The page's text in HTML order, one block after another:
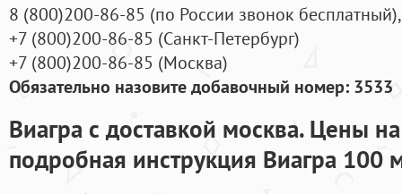
8 (800)200-86-85 (по России звонок бесплатный),
+7 (800)200-86-85 (Санкт-Петербург)
+7 (800)200-86-85 (Москва)
Обязательно назовите добавочный номер: 3533
Виагра с доставкой москва. Цены
подробная инструкция Виагра 100